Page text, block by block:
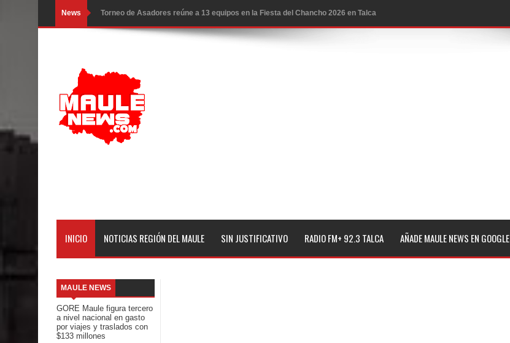
News Torneo de Asadores reúne a 13 equipos en la Fiesta del Chancho 2026 en Talca
Alerta por hantavirus: expertos piden reforzar medidas y consulta oportuna
Departamento Comunal de Salud de Curicó desarrollará jornada de vacunación contra la Influenza y otros
virus respiratorios
Empedrado desarrolló con éxito el desafío guerreros 2026
Alta positividad en influenza hace que expertos reiteren llamado a vacunarse
Mario Meza endurece críticas contra ministra de Salud por dejar fuera a Linares: “No dará la cara”
emergencia.
Del anime al K-pop: especialistas U. de Chile analizan el creciente interés por las culturas japonesa y coreana
INICIO NOTICIAS REGIÓN DEL MAULE SIN JUSTIFICATIVO RADIO FM+ 92.3 TALCA AÑADE MAULE NEWS EN GOOGLE
MAULE NEWS
GORE Maule figura tercero
a nivel nacional en gasto
por viajes y traslados con
$133 millones